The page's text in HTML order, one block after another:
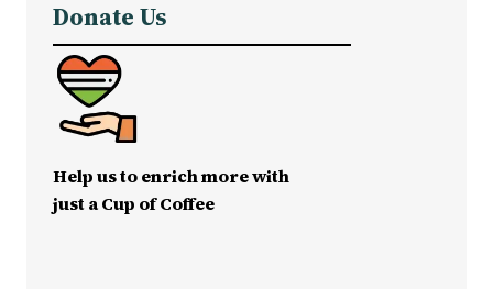
Donate Us
Help us to enrich more with
just a Cup of Coffee